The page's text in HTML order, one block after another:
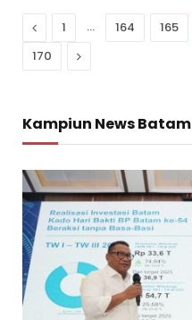
Previous
1 … 164 165
170
Next
Kampiun News Batam